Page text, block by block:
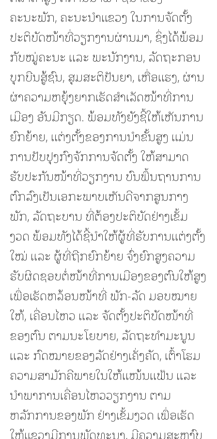
ຄະນະພັກ, ຄະນະນຳແຂວງ ໃນການຈັດຕັ້ງ
ປະຕິບັດໜ້າທີ່ວຽກງານຜ່ານມາ, ຊຶ່ງໄດ້ພ້ອມ
ກັບໝູ່ຄະນະ ແລະ ພະນັກງານ, ລັດຖະກອນ
ບຸກບືນສູ້ຊົນ, ສຸມສະຕິປັນຍາ, ເຫື່ອແຮງ, ຜ່ານ
ຜ່າຄວາມຫຍຸ້ງຍາກເຮັດສຳເລັດໜ້າທີ່ການ
ເມືອງ ອັນມີກຽດ. ພ້ອມທັງຍັງຊີ້ໃຫ້ເຫັນການ
ຍົກຍ້າຍ, ແຕ່ງຕັ້ງຂອງການນຳຂັ້ນສູງ ແມ່ນ
ການປັບປຸງກົງຈັກການຈັດຕັ້ງ ໃຫ້ສາມາດ
ຮັບປະກັນໜ້າທີ່ວຽກງານ ບົນພື້ນຖານການ
ຕົກລົງເປັນເອກະພາບເຫັນດີຈາກສູນກາງ
ພັກ, ລັດຖະບານ ທີ່ຕ້ອງປະຕິບັດຢ່າງເຂັ້ມ
ງວດ ພ້ອມທັງໄດ້ຊີ້ນໍາໃຫ້ຜູ້ທີ່ຮັບການແຕ່ງຕັ້ງ
ໃໝ່ ແລະ ຜູ້ທີ່ຖືກຍົກຍ້າຍ ຈົ່ງຍົກສູງຄວາມ
ຮັບຜິດຊອບຕໍ່ໜ້າທີ່ການເມືອງຂອງຕົນໃຫ້ສູງ
ເພື່ອເຮັດຫລ້ອນໜ້າທີ່ ພັກ-ລັດ ມອບໝາຍ
ໃຫ້, ເຄື່ອນໄຫວ ແລະ ຈັດຕັ້ງປະຕິບັດໜ້າທີ່
ຂອງຕົນ ຕາມນະໂຍບາຍ, ລັດຖະທໍາມະນູນ
ແລະ ກົດໝາຍຂອງລັດຢ່າງເຄັ່ງຄັດ, ເຕົ້າໂຮມ
ຄວາມສາມັກຄີພາຍໃນໃຫ້ແໜ້ນແຟ້ນ ແລະ
ນໍາພາການເຄື່ອນໄຫວວຽກງານ ຕາມ
ຫລັກການຂອງພັກ ຢ່າງເຂັ້ມງວດ ເພື່ອເຮັດ
ໃຫ້ແຂວງມີການພັດທະນາ, ມີຄວາມສະຫງົບ